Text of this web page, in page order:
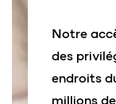
Notre
des
endroits
millions